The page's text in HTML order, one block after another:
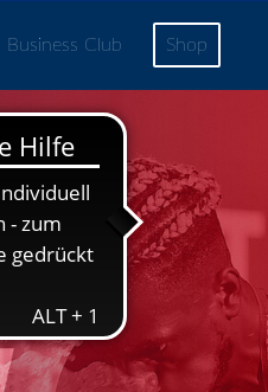
Business Club Shop